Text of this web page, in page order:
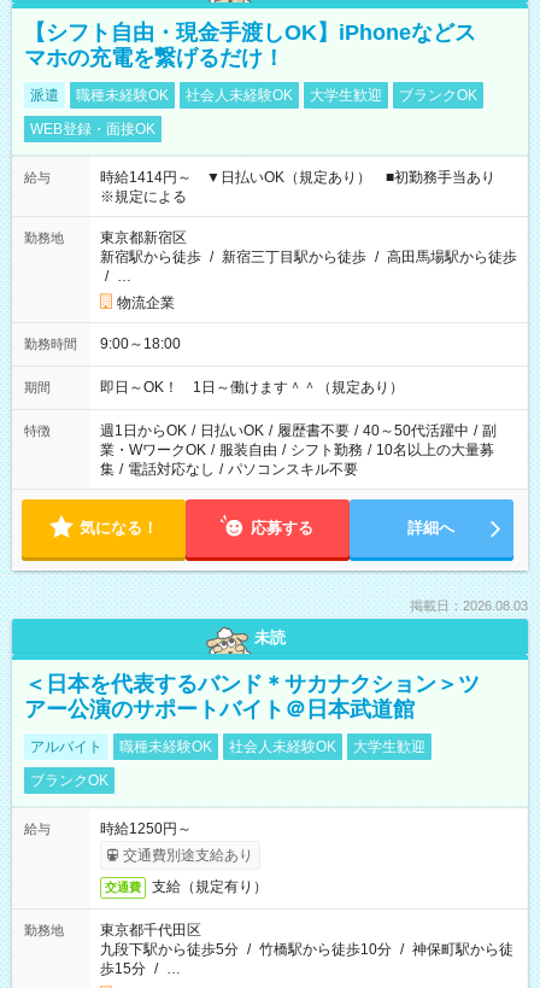
【シフト自由・現金手渡しOK】iPhoneなどス
マホの充電を繋げるだけ！
派遣 職種未経験OK 社会人未経験OK 大学生歓迎
ブランクOK
WEB登録・面接OK
給与
時給1414円～ ▼日払いOK（規定あり） ■初勤務手当あり
※規定による
勤務地
東京都新宿区
新宿駅から徒歩 / 新宿三丁目駅から徒歩 / 高田馬場駅から徒歩
/ …
物流企業
勤務時間 9:00～18:00
期間 即日～OK！ 1日～働けます＾＾（規定あり）
特徴 週1日からOK / 日払いOK / 履歴書不要 / 40～50代活躍中 / 副
業・WワークOK / 服装自由 / シフト勤務 / 10名以上の大量募
集 / 電話対応なし / パソコンスキル不要
気になる！ 応募する 詳細へ
掲載日：2026.08.03
未読
＜日本を代表するバンド＊サカナクション＞ツ
アー公演のサポートバイト＠日本武道館
アルバイト 職種未経験OK 社会人未経験OK
大学生歓迎
ブランクOK
給与
時給1250円～
交通費別途支給あり
交通費 支給（規定有り）
勤務地
東京都千代田区
九段下駅から徒歩5分 / 竹橋駅から徒歩10分 / 神保町駅から徒
歩15分 / …